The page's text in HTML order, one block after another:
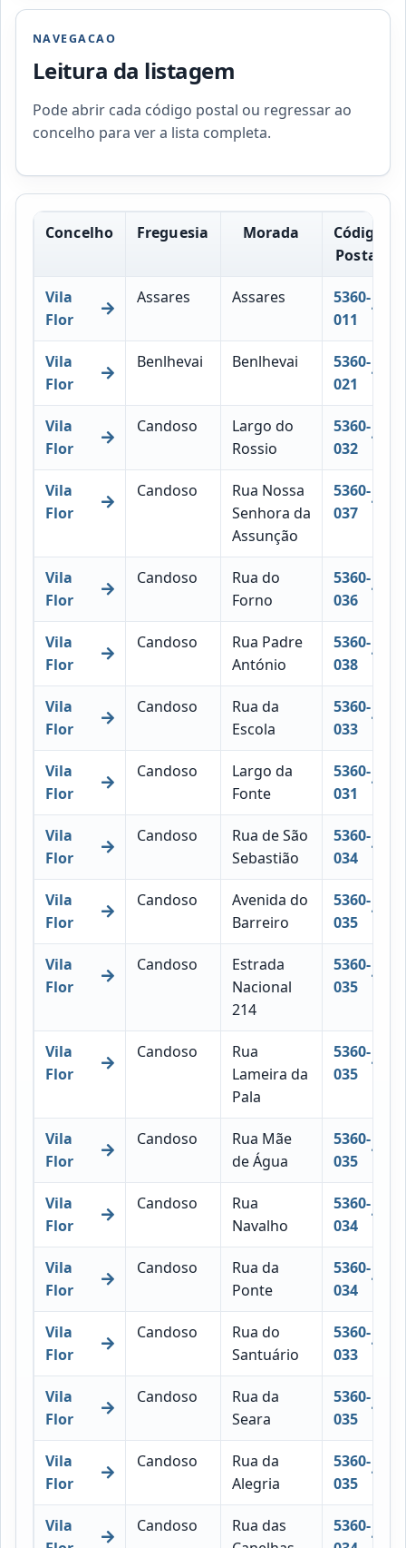
NAVEGACAO
Leitura da listagem
Pode abrir cada código postal ou regressar ao
concelho para ver a lista completa.
Concelho Freguesia Morada
Código
Postal
Vila
Flor
Assares Assares
5360-
011
Vila
Flor
Benlhevai Benlhevai
5360-
021
Vila
Flor
Candoso
Largo do
Rossio
5360-
032
Vila
Flor
Candoso
Rua Nossa
Senhora da
Assunção
5360-
037
Vila
Flor
Candoso
Rua do
Forno
5360-
036
Vila
Flor
Candoso
Rua Padre
António
5360-
038
Vila
Flor
Candoso
Rua da
Escola
5360-
033
Vila
Flor
Candoso
Largo da
Fonte
5360-
031
Vila
Flor
Candoso
Rua de São
Sebastião
5360-
034
Vila
Flor
Candoso
Avenida do
Barreiro
5360-
035
Vila
Flor
Candoso
Estrada
Nacional
214
5360-
035
Vila
Flor
Candoso
Rua
Lameira da
Pala
5360-
035
Vila
Flor
Candoso
Rua Mãe
de Água
5360-
035
Vila
Flor
Candoso
Rua
Navalho
5360-
034
Vila
Flor
Candoso
Rua da
Ponte
5360-
034
Vila
Flor
Candoso
Rua do
Santuário
5360-
033
Vila
Flor
Candoso
Rua da
Seara
5360-
035
Vila
Flor
Candoso
Rua da
Alegria
5360-
035
Vila
Candoso
Rua das
5360-